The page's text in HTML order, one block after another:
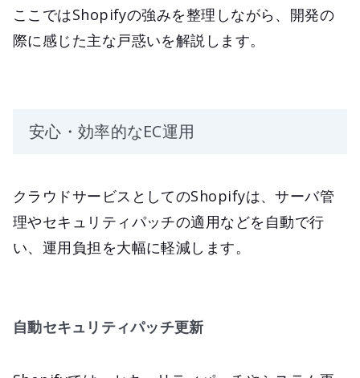
ここではShopifyの強みを整理しながら、開発の
際に感じた主な戸惑いを解説します。
安心・効率的なEC運用
クラウドサービスとしてのShopifyは、サーバ管
理やセキュリティパッチの適用などを自動で行
い、運用負担を大幅に軽減します。
自動セキュリティパッチ更新